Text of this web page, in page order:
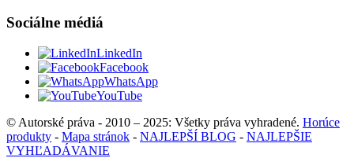
Sociálne médiá
LinkedIn
Facebook
WhatsApp
YouTube
© Autorské práva - 2010 – 2025: Všetky práva vyhradené. Horúce
produkty - Mapa stránok - NAJLEPŠÍ BLOG - NAJLEPŠIE
VYHĽADÁVANIE